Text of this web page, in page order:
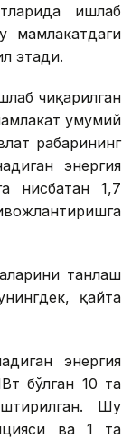
ишлаб
мамлакатдаги
этади.
чиқарилган
умумий
раҳбарининг
энергия
нисбатан 1,7
танлаш
қайта
энергия
бўлган 10 та
Шу
ва 1 та